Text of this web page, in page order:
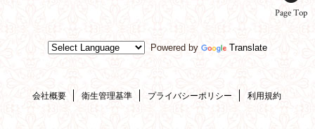
Page Top
Powered by Translate
会社概要 衛生管理基準 プライバシーポリシー 利用規約